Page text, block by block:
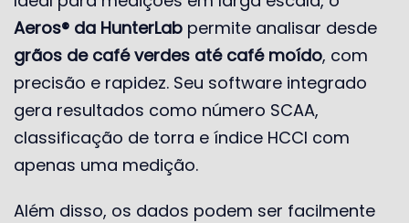
Aeros® da HunterLab permite analisar desde
grãos de café verdes até café moído, com
precisão e rapidez. Seu software integrado
gera resultados como número SCAA,
classificação de torra e índice HCCI com
apenas uma medição.
Além disso, os dados podem ser facilmente